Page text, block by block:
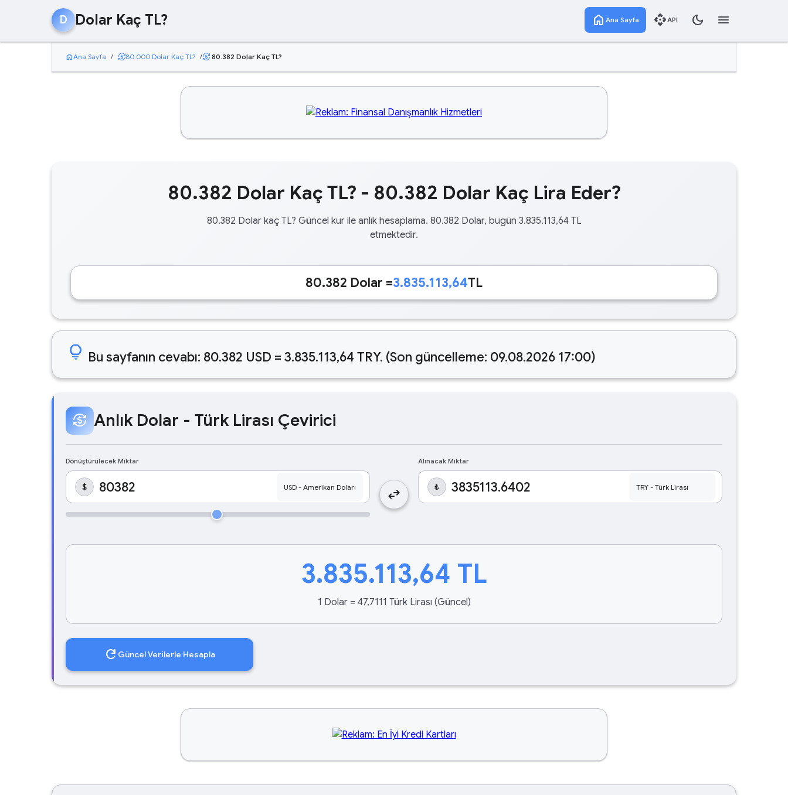
D Dolar Kaç TL? home Ana Sayfa apiAPI dark_mode menu
homeAna Sayfa / currency_exchange80.000 Dolar Kaç TL? /currency_exchange 80.382 Dolar Kaç TL?
80.382 Dolar Kaç TL? - 80.382 Dolar Kaç Lira Eder?
80.382 Dolar kaç TL? Güncel kur ile anlık hesaplama. 80.382 Dolar, bugün 3.835.113,64 TL
etmektedir.
80.382 Dolar =3.835.113,64TL
lightbulb Bu sayfanın cevabı: 80.382 USD = 3.835.113,64 TRY. (Son güncelleme: 09.08.2026 17:00)
currency_exchange Anlık Dolar - Türk Lirası Çevirici
Dönüştürülecek Miktar
$ swap_horiz
Alınacak Miktar
₺
3.835.113,64 TL
1 Dolar = 47,7111 Türk Lirası (Güncel)
refresh Güncel Verilerle Hesapla